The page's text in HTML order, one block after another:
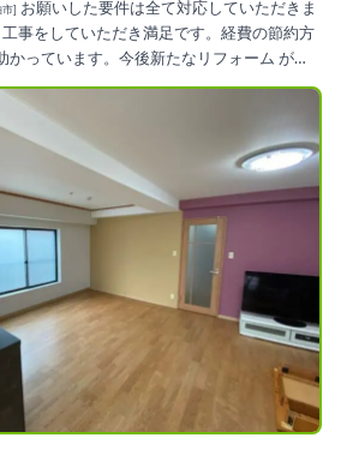
]
お願いした要件は全て対応していただきま
事をしていただき満足です。経費の節約方
かっています。今後新たなリフォーム が必
依頼したいと思っております。